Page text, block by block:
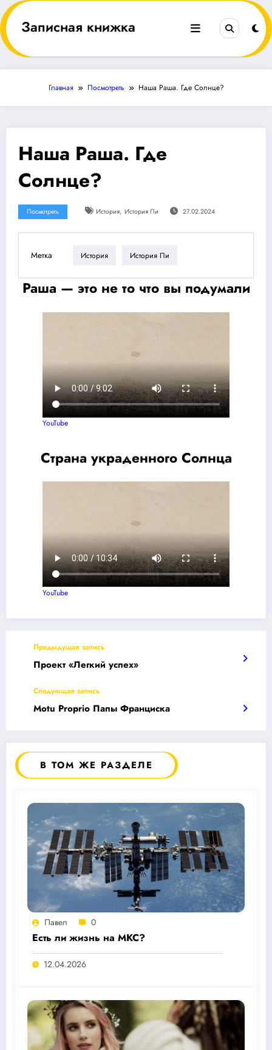
Перейти
к
содержимомуЗаписная книжка
Главная Посмотреть Наша Раша. Где Солнце?
Наша Раша. Где
Солнце?
Посмотреть История, История Пи 27.02.2024
Метка История История Пи
Раша — это не то что вы подумали
YouTube
Страна украденного Солнца
YouTube
Предыдущая запись
Проект «Легкий успех»
Следующая запись
Motu Proprio Папы Франциска
В ТОМ ЖЕ РАЗДЕЛЕ
Павел 0
Есть ли жизнь на МКС?
12.04.2026